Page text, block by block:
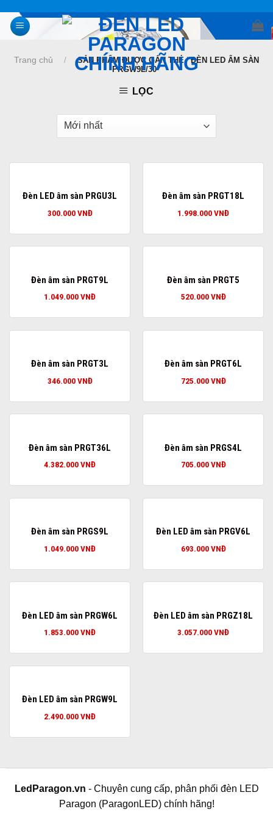
content
Trang chủ /
SẢN PHẨM ĐƯỢC GẮN THẺ “ĐÈN LED ÂM SÀN
PRGW9L/30”
LỌC
Đèn LED âm sàn PRGU3L
300.000VNĐ
Đèn âm sàn PRGT18L
1.998.000VNĐ
Đèn âm sàn PRGT9L
1.049.000VNĐ
Đèn âm sàn PRGT5
520.000VNĐ
Đèn âm sàn PRGT3L
346.000VNĐ
Đèn âm sàn PRGT6L
725.000VNĐ
Đèn âm sàn PRGT36L
4.382.000VNĐ
Đèn âm sàn PRGS4L
705.000VNĐ
Đèn âm sàn PRGS9L
1.049.000VNĐ
Đèn LED âm sàn PRGV6L
693.000VNĐ
Đèn LED âm sàn PRGW6L
1.853.000VNĐ
Đèn LED âm sàn PRGZ18L
3.057.000VNĐ
Đèn LED âm sàn PRGW9L
2.490.000VNĐ
LedParagon.vn - Chuyên cung cấp, phân phối đèn LED
Paragon (ParagonLED) chính hãng!